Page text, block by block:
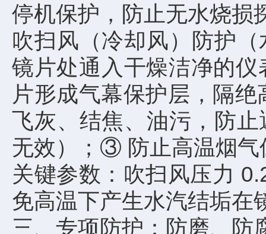
停机保护，防止无水烧损
吹扫风（冷却风）防护
镜片处通入干燥洁净的
片形成气幕保护层，隔
飞灰、结焦、油污，防
无效）；③ 防止高温烟气
关键参数：吹扫风压力
免高温下产生水汽结垢在
三、专项防护：防磨、防